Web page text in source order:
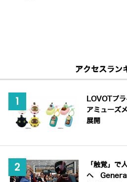
アクセスラン
LOVOTプラ
アミューズ
展開
「触覚」で
へ